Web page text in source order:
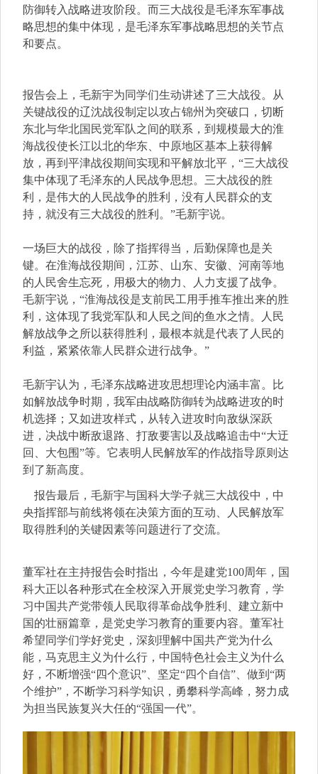
防御转入战略进攻阶段。而三大战役是毛泽东军事战
略思想的集中体现，是毛泽东军事战略思想的关节点
和要点。
报告会上，毛新宇为同学们生动讲述了三大战役。从
关键战役的辽沈战役制定以攻占锦州为突破口，切断
东北与华北国民党军队之间的联系，到规模最大的淮
海战役使长江以北的华东、中原地区基本上获得解
放，再到平津战役期间实现和平解放北平，“三大战役
集中体现了毛泽东的人民战争思想。三大战役的胜
利，是伟大的人民战争的胜利，没有人民群众的支
持，就没有三大战役的胜利。”毛新宇说。
一场巨大的战役，除了指挥得当，后勤保障也是关
键。在淮海战役期间，江苏、山东、安徽、河南等地
的人民舍生忘死，用极大的物力、人力支援了战争。
毛新宇说，“淮海战役是支前民工用手推车推出来的胜
利，这体现了我党军队和人民之间的鱼水之情。人民
解放战争之所以获得胜利，最根本就是代表了人民的
利益，紧紧依靠人民群众进行战争。”
毛新宇认为，毛泽东战略进攻思想理论内涵丰富。比
如解放战争时期，我军由战略防御转为战略进攻的时
机选择；又如进攻样式，从转入进攻时向敌纵深跃
进，决战中断敌退路、打敌要害以及战略追击中“大迂
回、大包围”等。它表明人民解放军的作战指导原则达
到了新高度。
报告最后，毛新宇与国科大学子就三大战役中，中
央指挥部与前线将领在决策方面的互动、人民解放军
取得胜利的关键因素等问题进行了交流。
董军社在主持报告会时指出，今年是建党100周年，国
科大正以各种形式在全校深入开展党史学习教育，学
习中国共产党带领人民取得革命战争胜利、建立新中
国的壮丽篇章，是党史学习教育的重要内容。董军社
希望同学们学好党史，深刻理解中国共产党为什么
能，马克思主义为什么行，中国特色社会主义为什么
好，不断增强“四个意识”、坚定“四个自信”、做到“两
个维护”，不断学习科学知识，勇攀科学高峰，努力成
为担当民族复兴大任的“强国一代”。